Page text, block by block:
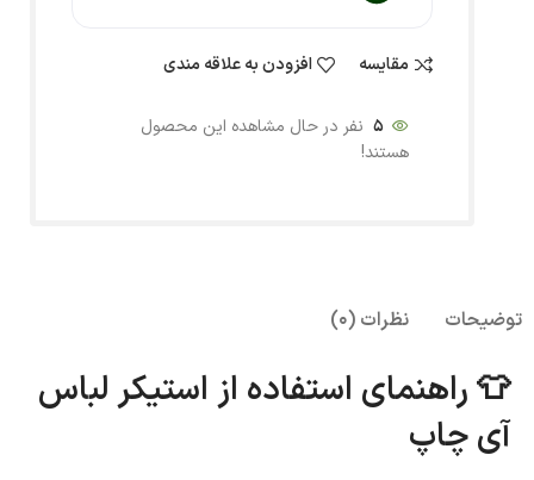
مقایسه افزودن به علاقه مندی
5 نفر در حال مشاهده این محصول
هستند!
توضیحات نظرات (0)
👕 راهنمای استفاده از استیکر لباس
آی چاپ